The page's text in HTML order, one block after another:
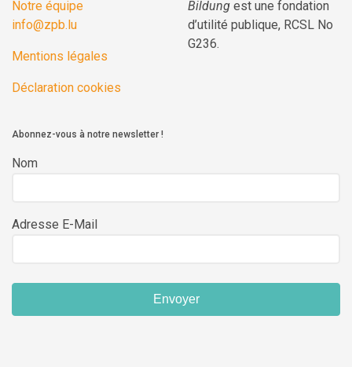
Notre équipe
info@zpb.lu
Mentions légales
Déclaration cookies
Bildung est une fondation
d’utilité publique, RCSL No
G236.
Abonnez-vous à notre newsletter !
Nom
Adresse E-Mail
Envoyer